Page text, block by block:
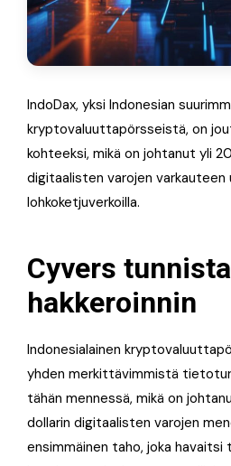
IndoDax, yksi Indonesian
kryptovaluuttapörsseistä, on
kohteeksi, mikä on johtanut yli
digitaalisten varojen varkauteen
lohkoketjuverkoilla.
Cyvers
hakkeroinnin
Indonesialainen
yhden merkittävimmistä
tähän mennessä, mikä on
dollarin digitaalisten varojen
ensimmäinen taho, joka